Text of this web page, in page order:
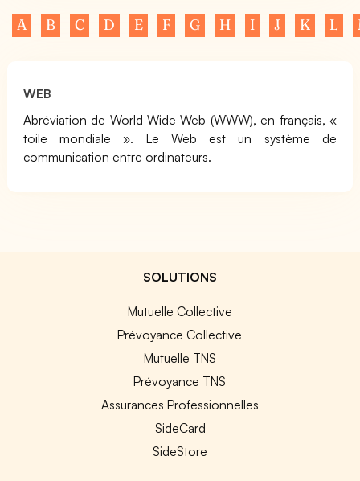
A B C D E F G H I J K L
WEB
Abréviation de World Wide Web (WWW), en français, «
toile mondiale ». Le Web est un système de
communication entre ordinateurs.
SOLUTIONS
Mutuelle Collective
Prévoyance Collective
Mutuelle TNS
Prévoyance TNS
Assurances Professionnelles
SideCard
SideStore